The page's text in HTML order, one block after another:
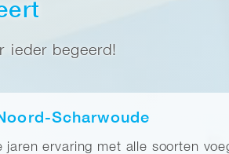
ieder begeerd!
Scharwoude
jaren ervaring met alle soorten